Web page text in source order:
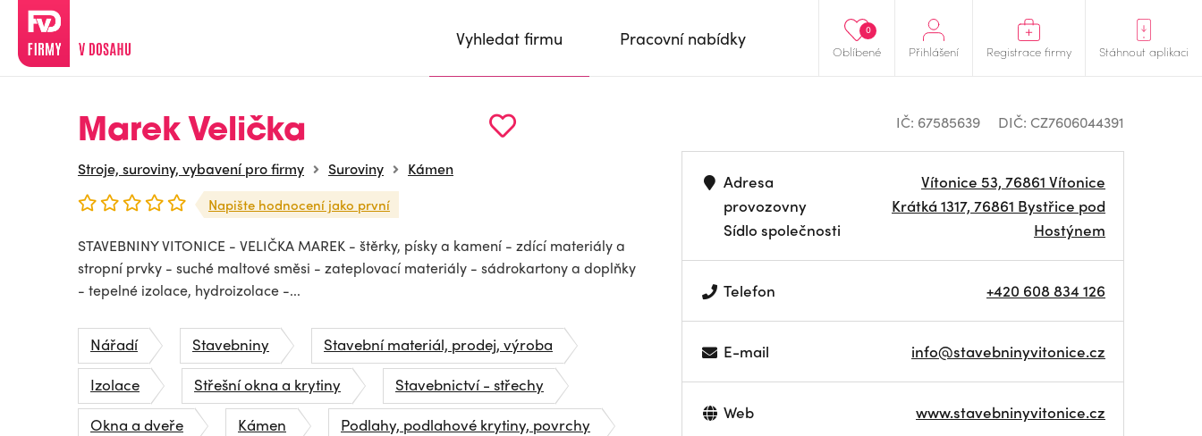
Oblíbené
0
Přihlášení Registrace firmy Stáhnout aplikaci
Vyhledat firmu Pracovní nabídky
Marek Velička
Stroje, suroviny, vybavení pro firmy Suroviny Kámen
Napište hodnocení jako první
STAVEBNINY VITONICE - VELIČKA MAREK - štěrky, písky a kamení - zdící materiály a
stropní prvky - suché maltové směsi - zateplovací materiály - sádrokartony a doplňky
- tepelné izolace, hydroizolace -...
Nářadí Stavebniny
Stavební materiál, prodej, výroba
Izolace
Střešní okna a krytiny
Stavebnictví - střechy
Okna a dveře
Kámen
Podlahy, podlahové krytiny, povrchy
IČ: 67585639 DIČ: CZ7606044391
Adresa
provozovny
Sídlo společnosti
Vítonice 53, 76861 Vítonice
Krátká 1317, 76861 Bystřice pod
Hostýnem
Telefon +420 608 834 126
E-mail info@stavebninyvitonice.cz
Web www.stavebninyvitonice.cz